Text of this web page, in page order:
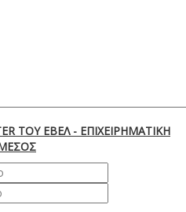
ΤΟΥ ΕΒΕΛ - ΕΠΙΧΕΙΡΗΜΑΤΙΚΗ